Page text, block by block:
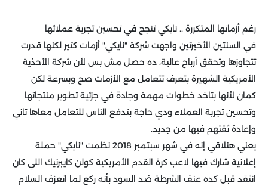
رغم أزماتها المتكررة .. نايكي تنجح في تحسين تجربة عملائها
في السنتين الأخيرتين واجهت شركة "نايكي" أزمات كتير لكنها قدرت
تتجاوزها وتحقق أرباح عالية، ده حصل مش بس لأن شركة الأحذية
الأمريكية الشهيرة بتعرف تتعامل مع الأزمات صح وبسرعة لكن
كمان لأنها بتاخد خطوات مهمة وجادة في جزئية تطوير منتجاتها
وتحسين تجربة العملاء ودي حاجة بتدفع الناس للتعامل معاها تاني
وإعادة ثقتهم فيها من جديد.
يعني هنلاقي إنه في شهر سبتمبر 2018 نظمت "نايكي" حملة
إعلانية شارك فيها لاعب كرة القدم الأمريكية كولن كايبرنيك اللي كان
انتقد قبل كده عنف الشرطة ضد السود بأنه ركع لما اتعزف السلام